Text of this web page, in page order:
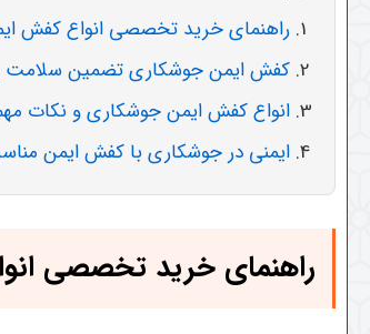
راهنمای خرید تخصصی انواع کفش
کفش ایمن جوشکاری تضمین سلامت
انواع کفش ایمن جوشکاری و نکات
ایمنی در جوشکاری با کفش ایمن
راهنمای خرید تخصصی